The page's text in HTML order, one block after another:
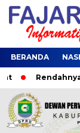
BERANDA
Rendahnya